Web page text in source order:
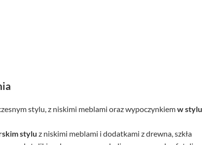
stylu, z niskimi meblami oraz wypoczynkiemw stylu
stylu z niskimi meblami i dodatkami z drewna, szkła